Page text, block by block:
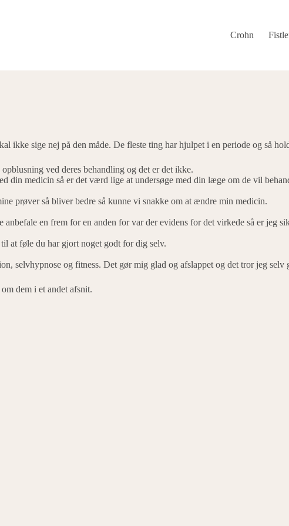
Crohn
ikke sige nej på den måde. De fleste ting har hjulpet i en periode og så
ved deres behandling og det er det ikke.
din medicin så er det værd lige at undersøge med din læge om de vil
prøver så bliver bedre så kunne vi snakke om at ændre min medicin.
en frem for en anden for var der evidens for det virkede så er jeg
at føle du har gjort noget godt for dig selv.
selvhypnose og fitness. Det gør mig glad og afslappet og det tror jeg
dem i et andet afsnit.